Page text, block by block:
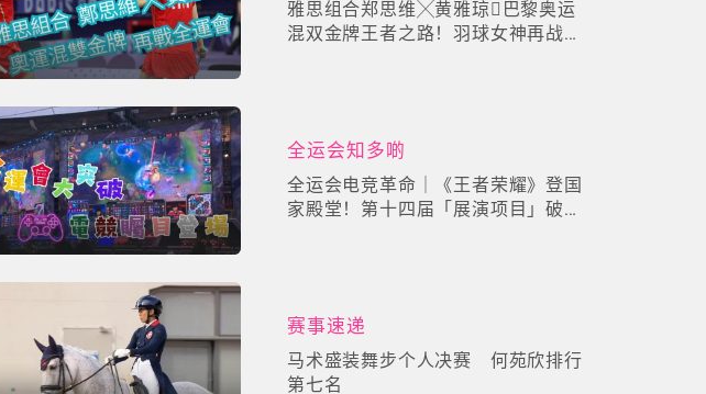
雅思组合郑思维╳黄雅琼巴黎奥运
混双金牌王者之路！羽球女神再战全
全运会知多啲
全运会电竞革命｜《王者荣耀》登国
家殿堂！第十四届「展演项目」破圈
赛事速递
马术盛装舞步个人决赛 何苑欣排行
第七名